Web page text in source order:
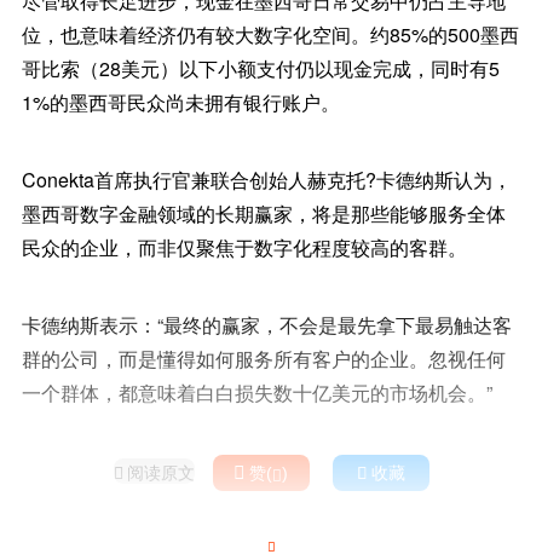
位，也意味着经济仍有较大数字化空间。约85%的500墨西
哥比索（28美元）以下小额支付仍以现金完成，同时有5
1%的墨西哥民众尚未拥有银行账户。
Conekta首席执行官兼联合创始人赫克托?卡德纳斯认为，
墨西哥数字金融领域的长期赢家，将是那些能够服务全体
民众的企业，而非仅聚焦于数字化程度较高的客群。
卡德纳斯表示：“最终的赢家，不会是最先拿下最易触达客
群的公司，而是懂得如何服务所有客户的企业。忽视任何
一个群体，都意味着白白损失数十亿美元的市场机会。”
 阅读原文  赞()  收藏
